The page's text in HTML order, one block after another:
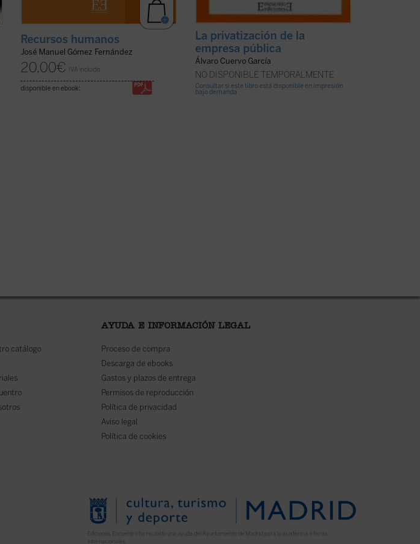
Recursos humanos
José Manuel Gómez Fernández
20,00€ IVA incluido
disponible en ebook:
La privatización de la
empresa pública
Álvaro Cuervo García
NO DISPONIBLE TEMPORALMENTE
Consultar si este libro está disponible en impresión
bajo demanda
catálogo
AYUDA E INFORMACIÓN LEGAL
Proceso de compra
Descarga de ebooks
Gastos y plazos de entrega
Permisos de reproducción
Política de privacidad
Aviso legal
Política de cookies
Ediciones Encuentro ha recibido una ayuda del Ayuntamiento de Madrid para la asistencia a ferias